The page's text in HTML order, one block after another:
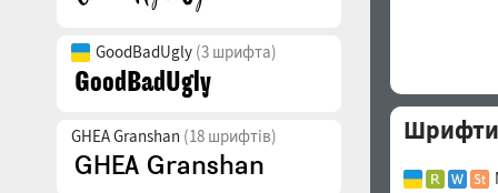
GoodBadUgly (3 шрифта)
GHEA Granshan (18 шрифтів) Шрифти